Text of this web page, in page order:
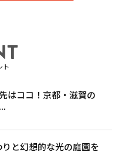
ト
はココ！京都・滋賀の
と幻想的な光の庭園を